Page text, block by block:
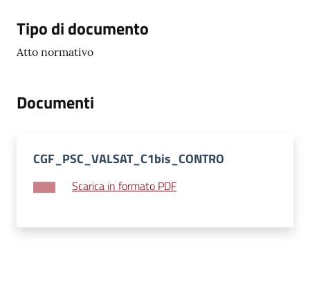
argomenti...
su
Tipo di documento
Atto normativo
Documenti
CGF_PSC_VALSAT_C1bis_CONTRO
Scarica in formato PDF